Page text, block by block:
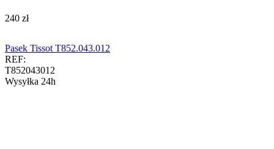
‍240‍ zł
Pasek Tissot T852.043.012
REF:
T852043012
Wysyłka 24h